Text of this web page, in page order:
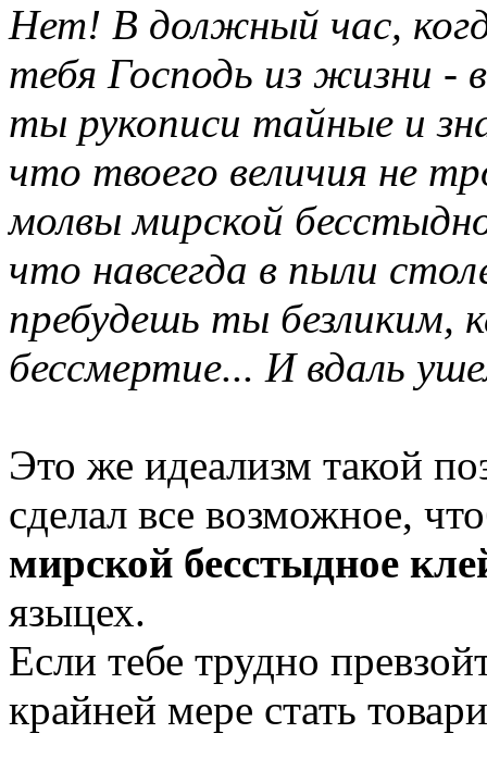
Нет! В должный час,
тебя Господь из жизни -
ты рукописи тайные и
что твоего величия не
молвы мирской
что навсегда в пыли
пребудешь ты безликим,
бессмертие... И вдаль
Это же идеализм такой
сделал все возможное,
мирской бесстыдное
языцех.
Если тебе трудно
крайней мере стать